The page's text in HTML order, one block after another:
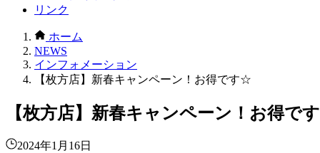
リンク
ホーム
NEWS
インフォメーション
【枚方店】新春キャンペーン！お得です☆
【枚方店】新春キャンペーン！お得で
2024年1月16日